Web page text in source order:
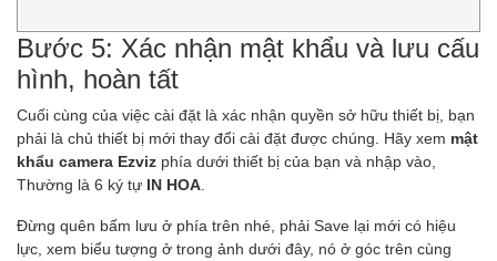
Bước 5: Xác nhận mật khẩu và lưu cấu
hình, hoàn tất
Cuối cùng của việc cài đặt là xác nhận quyền sở hữu thiết bị, bạn
phải là chủ thiết bị mới thay đổi cài đặt được chúng. Hãy xem mật
khẩu camera Ezviz phía dưới thiết bị của bạn và nhập vào,
Thường là 6 ký tự IN HOA
Đừng quên bấm lưu ở phía trên nhé, phải Save lại mới có hiệu
lực, xem biểu tượng ở trong ảnh dưới đây, nó ở góc trên cùng